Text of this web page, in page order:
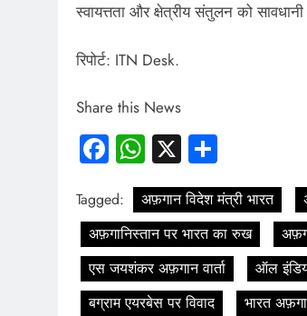
स्वायत्तता और क्षेत्रीय संतुलन को
रिपोर्ट: ITN Desk.
Share this News
Facebook
WhatsApp
X
Tagged: अफ़गान विदेश मंत्री भारत
अफ़गानिस्तान पर भारत का रुख
एस जयशंकर अफ़गान वार्ता
ऑल
बग्राम एयरबेस पर विवाद
भारत